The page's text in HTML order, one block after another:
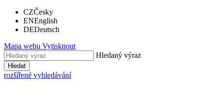
CZČesky
ENEnglish
DEDeutsch
Mapa webu Vytisknout
Hledaný výraz
Hledat
rozšířené vyhledávání